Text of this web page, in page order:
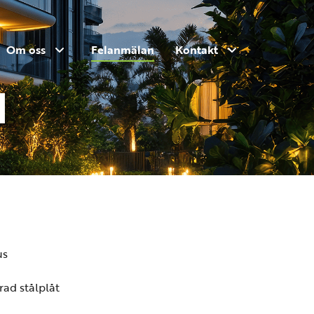
Om oss Felanmälan Kontakt
stålplåt